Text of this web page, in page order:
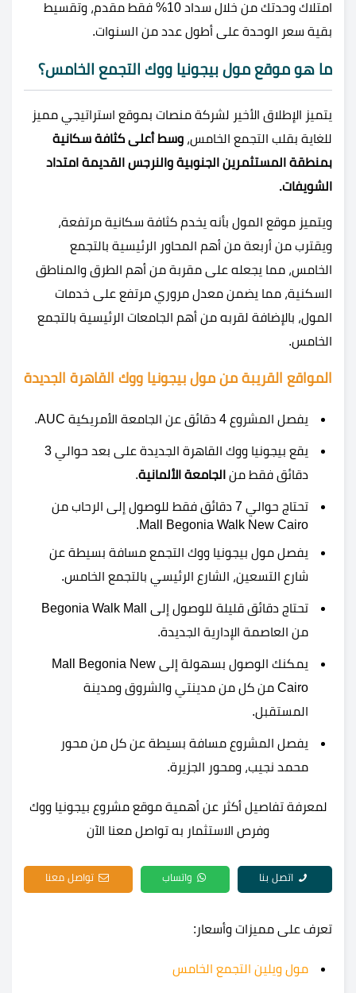
امتلاك وحدتك من خلال سداد 10% فقط مقدم، وتقسيط
بقية سعر الوحدة على أطول عدد من السنوات.
ما هو موقع مول بيجونيا ووك التجمع الخامس؟
يتميز الإطلاق الأخير لشركة منصات بموقع استراتيجي مميز
للغاية بقلب التجمع الخامس، وسط أعلى كثافة سكانية
بمنطقة المستثمرين الجنوبية والنرجس القديمة امتداد
الشويفات.
ويتميز موقع المول بأنه يخدم كثافة سكانية مرتفعة،
ويقترب من أربعة من أهم المحاور الرئيسية بالتجمع
الخامس، مما يجعله على مقربة من أهم الطرق والمناطق
السكنية، مما يضمن معدل مروري مرتفع على خدمات
المول، بالإضافة لقربه من أهم الجامعات الرئيسية بالتجمع
الخامس.
المواقع القريبة من مول بيجونيا ووك القاهرة الجديدة
يفصل المشروع 4 دقائق عن الجامعة الأمريكية AUC.
يقع بيجونيا ووك القاهرة الجديدة على بعد حوالي 3
دقائق فقط من الجامعة الألمانية.
تحتاج حوالي 7 دقائق فقط للوصول إلى الرحاب من
Mall Begonia Walk New Cairo.
يفصل مول بيجونيا ووك التجمع مسافة بسيطة عن
شارع التسعين، الشارع الرئيسي بالتجمع الخامس.
تحتاج دقائق قليلة للوصول إلى Begonia Walk Mall
من العاصمة الإدارية الجديدة.
يمكنك الوصول بسهولة إلى Mall Begonia New
Cairo من كل من مدينتي والشروق ومدينة
المستقبل.
يفصل المشروع مسافة بسيطة عن كل من محور
محمد نجيب، ومحور الجزيرة.
لمعرفة تفاصيل أكثر عن أهمية موقع مشروع بيجونيا ووك
وفرص الاستثمار به تواصل معنا الآن
اتصل بنا واتساب تواصل معنا
تعرف على مميزات وأسعار:
مول ويلين التجمع الخامس